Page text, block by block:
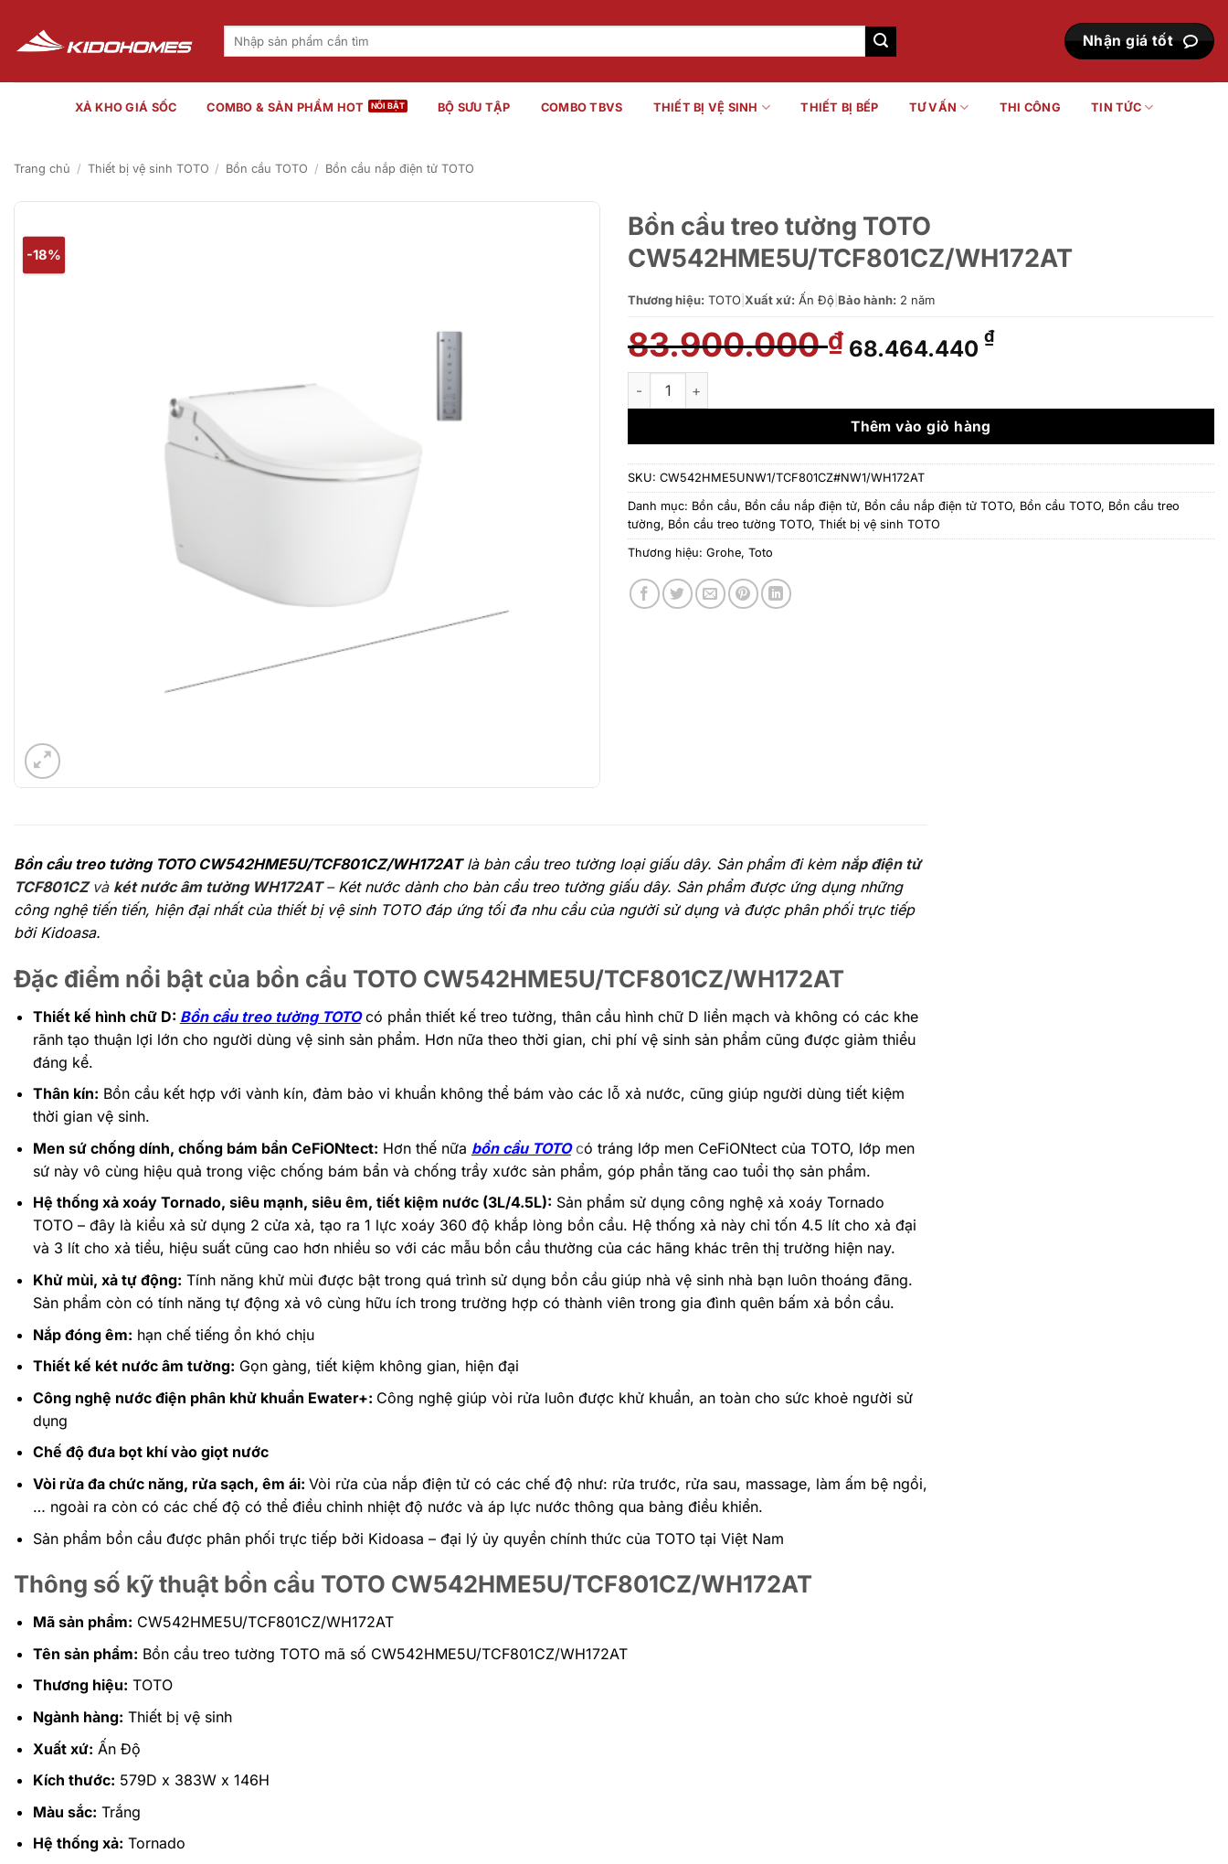
nội
dung
Tìm
Nhận giá tốt
XẢ KHO GIÁ SỐC COMBO & SẢN PHẨM HOT BỘ SƯU TẬP COMBO TBVS THIẾT BỊ VỆ SINH THIẾT BỊ BẾP TƯ VẤN THI CÔNG TIN TỨC
Trang chủ / Thiết bị vệ sinh TOTO / Bồn cầu TOTO / Bồn cầu nắp điện tử TOTO
-18%
Bồn cầu treo tường TOTO
CW542HME5U/TCF801CZ/WH172AT
Thương hiệu: TOTO Xuất xứ: Ấn Độ Bảo hành: 2 năm
83.900.000₫ Giá
gốc
83.900.000 ₫.
68.464.440 ₫Giá
là:
Bồn cầu treo tường TOTO CW542HME5U/TCF801CZ/WH172AT số lượng
Thêm vào giỏ hàng
SKU: CW542HME5UNW1/TCF801CZ#NW1/WH172AT
Danh mục: Bồn cầu, Bồn cầu nắp điện tử, Bồn cầu nắp điện tử TOTO, Bồn cầu TOTO, Bồn cầu treo
tường, Bồn cầu treo tường TOTO, Thiết bị vệ sinh TOTO
Thương hiệu: Grohe, Toto
Bồn cầu treo tường TOTO CW542HME5U/TCF801CZ/WH172ATlà bàn cầu treo tường loại giấu dây. Sản phẩm đi kèm nắp điện tử
TCF801CZ và két nước âm tường WH172AT– Két nước dành cho bàn cầu treo tường giấu dây. Sản phẩm được ứng dụng những
công nghệ tiến tiến, hiện đại nhất của thiết bị vệ sinh TOTO đáp ứng tối đa nhu cầu của người sử dụng và được phân phối trực tiếp
bởi Kidoasa.
Đặc điểm nổi bật của bồn cầu TOTO CW542HME5U/TCF801CZ/WH172AT
Thiết kế hình chữ D: Bồn cầu treo tường TOTOcó phần thiết kế treo tường, thân cầu hình chữ D liền mạch và không có các khe
rãnh tạo thuận lợi lớn cho người dùng vệ sinh sản phẩm. Hơn nữa theo thời gian, chi phí vệ sinh sản phẩm cũng được giảm thiểu
đáng kể.
Thân kín: Bồn cầu kết hợp với vành kín, đảm bảo vi khuẩn không thể bám vào các lỗ xả nước, cũng giúp người dùng tiết kiệm
thời gian vệ sinh.
Men sứ chống dính, chống bám bẩn CeFiONtect: Hơn thế nữa bồn cầuTOTOcó tráng lớp men CeFiONtect của TOTO, lớp men
sứ này vô cùng hiệu quả trong việc chống bám bẩn và chống trầy xước sản phẩm, góp phần tăng cao tuổi thọ sản phẩm.
Hệ thống xả xoáy Tornado, siêu mạnh, siêu êm, tiết kiệm nước (3L/4.5L): Sản phẩm sử dụng công nghệ xả xoáy Tornado
TOTO – đây là kiểu xả sử dụng 2 cửa xả, tạo ra 1 lực xoáy 360 độ khắp lòng bồn cầu. Hệ thống xả này chỉ tốn 4.5 lít cho xả đại
và 3 lít cho xả tiểu, hiệu suất cũng cao hơn nhiều so với các mẫu bồn cầu thường của các hãng khác trên thị trường hiện nay.
Khử mùi, xả tự động: Tính năng khử mùi được bật trong quá trình sử dụng bồn cầu giúp nhà vệ sinh nhà bạn luôn thoáng đãng.
Sản phẩm còn có tính năng tự động xả vô cùng hữu ích trong trường hợp có thành viên trong gia đình quên bấm xả bồn cầu.
Nắp đóng êm: hạn chế tiếng ồn khó chịu
Thiết kế két nước âm tường: Gọn gàng, tiết kiệm không gian, hiện đại
Công nghệ nước điện phân khử khuẩn Ewater+: Công nghệ giúp vòi rửa luôn được khử khuẩn, an toàn cho sức khoẻ người sử
dụng
Chế độ đưa bọt khí vào giọt nước
Vòi rửa đa chức năng, rửa sạch, êm ái: Vòi rửa của nắp điện tử có các chế độ như: rửa trước, rửa sau, massage, làm ấm bệ ngồi,
… ngoài ra còn có các chế độ có thể điều chỉnh nhiệt độ nước và áp lực nước thông qua bảng điều khiển.
Sản phẩm bồn cầu được phân phối trực tiếp bởi Kidoasa – đại lý ủy quyền chính thức của TOTO tại Việt Nam
Thông số kỹ thuật bồn cầu TOTO CW542HME5U/TCF801CZ/WH172AT
Mã sản phẩm: CW542HME5U/TCF801CZ/WH172AT
Tên sản phẩm: Bồn cầu treo tường TOTO mã số CW542HME5U/TCF801CZ/WH172AT
Thương hiệu: TOTO
Ngành hàng: Thiết bị vệ sinh
Xuất xứ: Ấn Độ
Kích thước: 579D x 383W x 146H
Màu sắc: Trắng
Hệ thống xả: Tornado